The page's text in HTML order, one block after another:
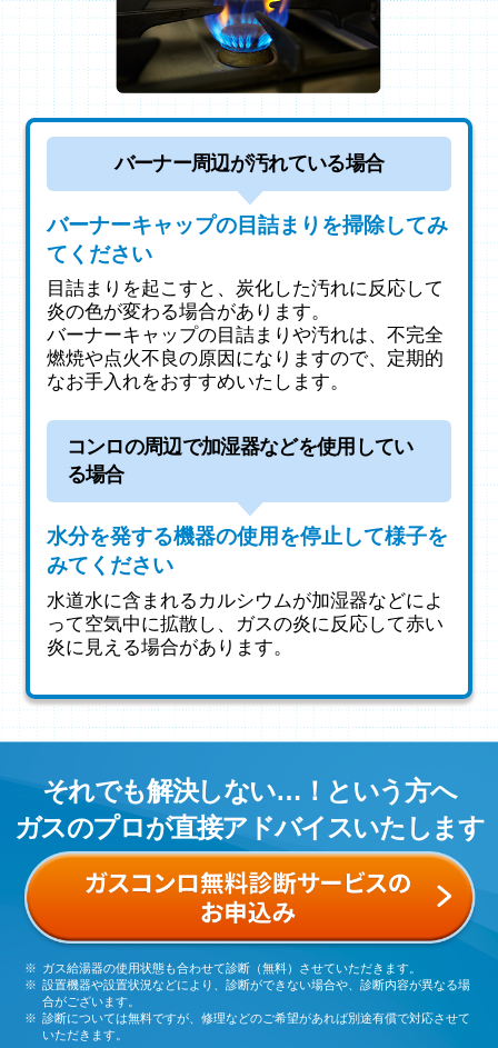
バーナー周辺が汚れている場合
バーナーキャップの目詰まりを掃除してみ
てください
目詰まりを起こすと、炭化した汚れに反応して
炎の色が変わる場合があります。
バーナーキャップの目詰まりや汚れは、不完全
燃焼や点火不良の原因になりますので、定期的
なお手入れをおすすめいたします。
コンロの周辺で加湿器などを使用してい
る場合
水分を発する機器の使用を停止して様子を
みてください
水道水に含まれるカルシウムが加湿器などによ
って空気中に拡散し、ガスの炎に反応して赤い
炎に見える場合があります。
それでも解決しない…！という方へ
ガスのプロが直接アドバイスいたします
ガス給湯器の使用状態も合わせて診断（無料）させていただきます。
設置機器や設置状況などにより、診断ができない場合や、診断内容が異なる場
合がございます。
診断については無料ですが、修理などのご希望があれば別途有償で対応させて
いただきます。